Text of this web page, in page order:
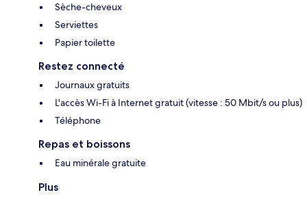
Sèche-cheveux
Serviettes
Papier toilette
Restez connecté
Journaux gratuits
L'accès Wi-Fi à Internet gratuit (vitesse : 50 Mbit/s ou plus)
Téléphone
Repas et boissons
Eau minérale gratuite
Plus